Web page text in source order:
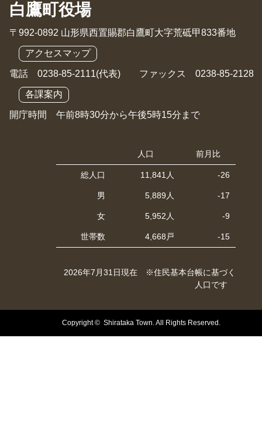
白鷹町役場
〒992-0892 山形県西置賜郡白鷹町大字荒砥甲833番地
アクセスマップ
電話 0238-85-2111(代表) ファックス 0238-85-2128
各課案内
開庁時間 午前8時30分から午後5時15分まで
人口 前月比
総人口 11,841人 -26
男 5,889人 -17
女 5,952人 -9
世帯数 4,668戸 -15
2026年7月31日現在 ※住民基本台帳に基づく
人口です
Copyright © Shirataka Town. All Rights Reserved.